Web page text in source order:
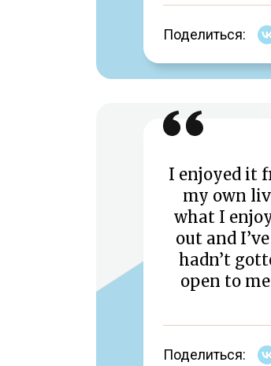
Поделиться:
I enjoyed it
my own
what I
out and
hadn’t
open to
Поделиться: